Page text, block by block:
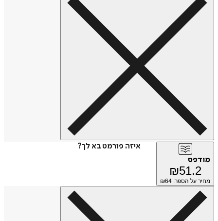
איזה פורמט בא לך?
מודפס
₪51.2
מחיר על הספר: ₪ 64